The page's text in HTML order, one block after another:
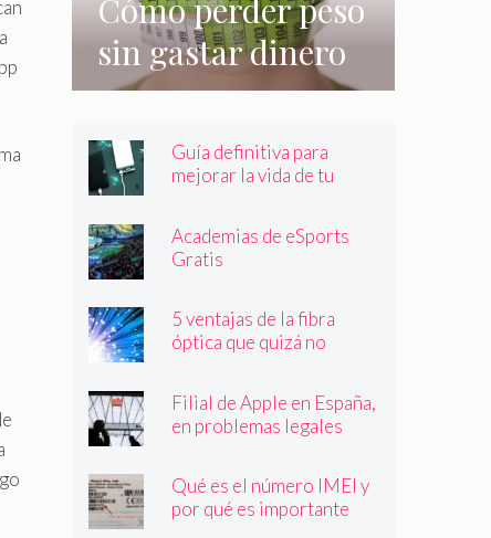
Cómo perder peso
sin gastar dinero
e incluso sin
hacer nada
Guía definitiva para
mejorar la vida de tu
Academias de eSports
Gratis
5 ventajas de la fibra
óptica que quizá no
Filial de Apple en España,
en problemas legales
Qué es el número IMEI y
por qué es importante